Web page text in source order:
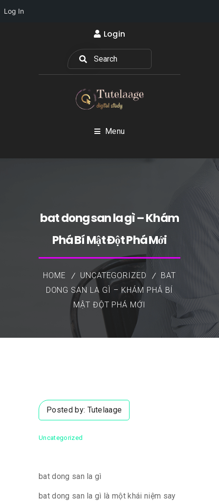
Log In
Login
Menu
bat dong san la gì – Khám
Phá Bí Mật Đột Phá Mới
HOME UNCATEGORIZED
BAT
DONG SAN LA GÌ – KHÁM PHÁ BÍ
MẬT ĐỘT PHÁ MỚI
Posted by: Tutelaage
Uncategorized
bat dong san la gì
bat dong san la gì là một khái niệm say